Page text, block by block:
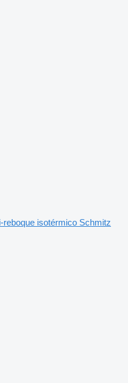
reboque isotérmico Schmitz